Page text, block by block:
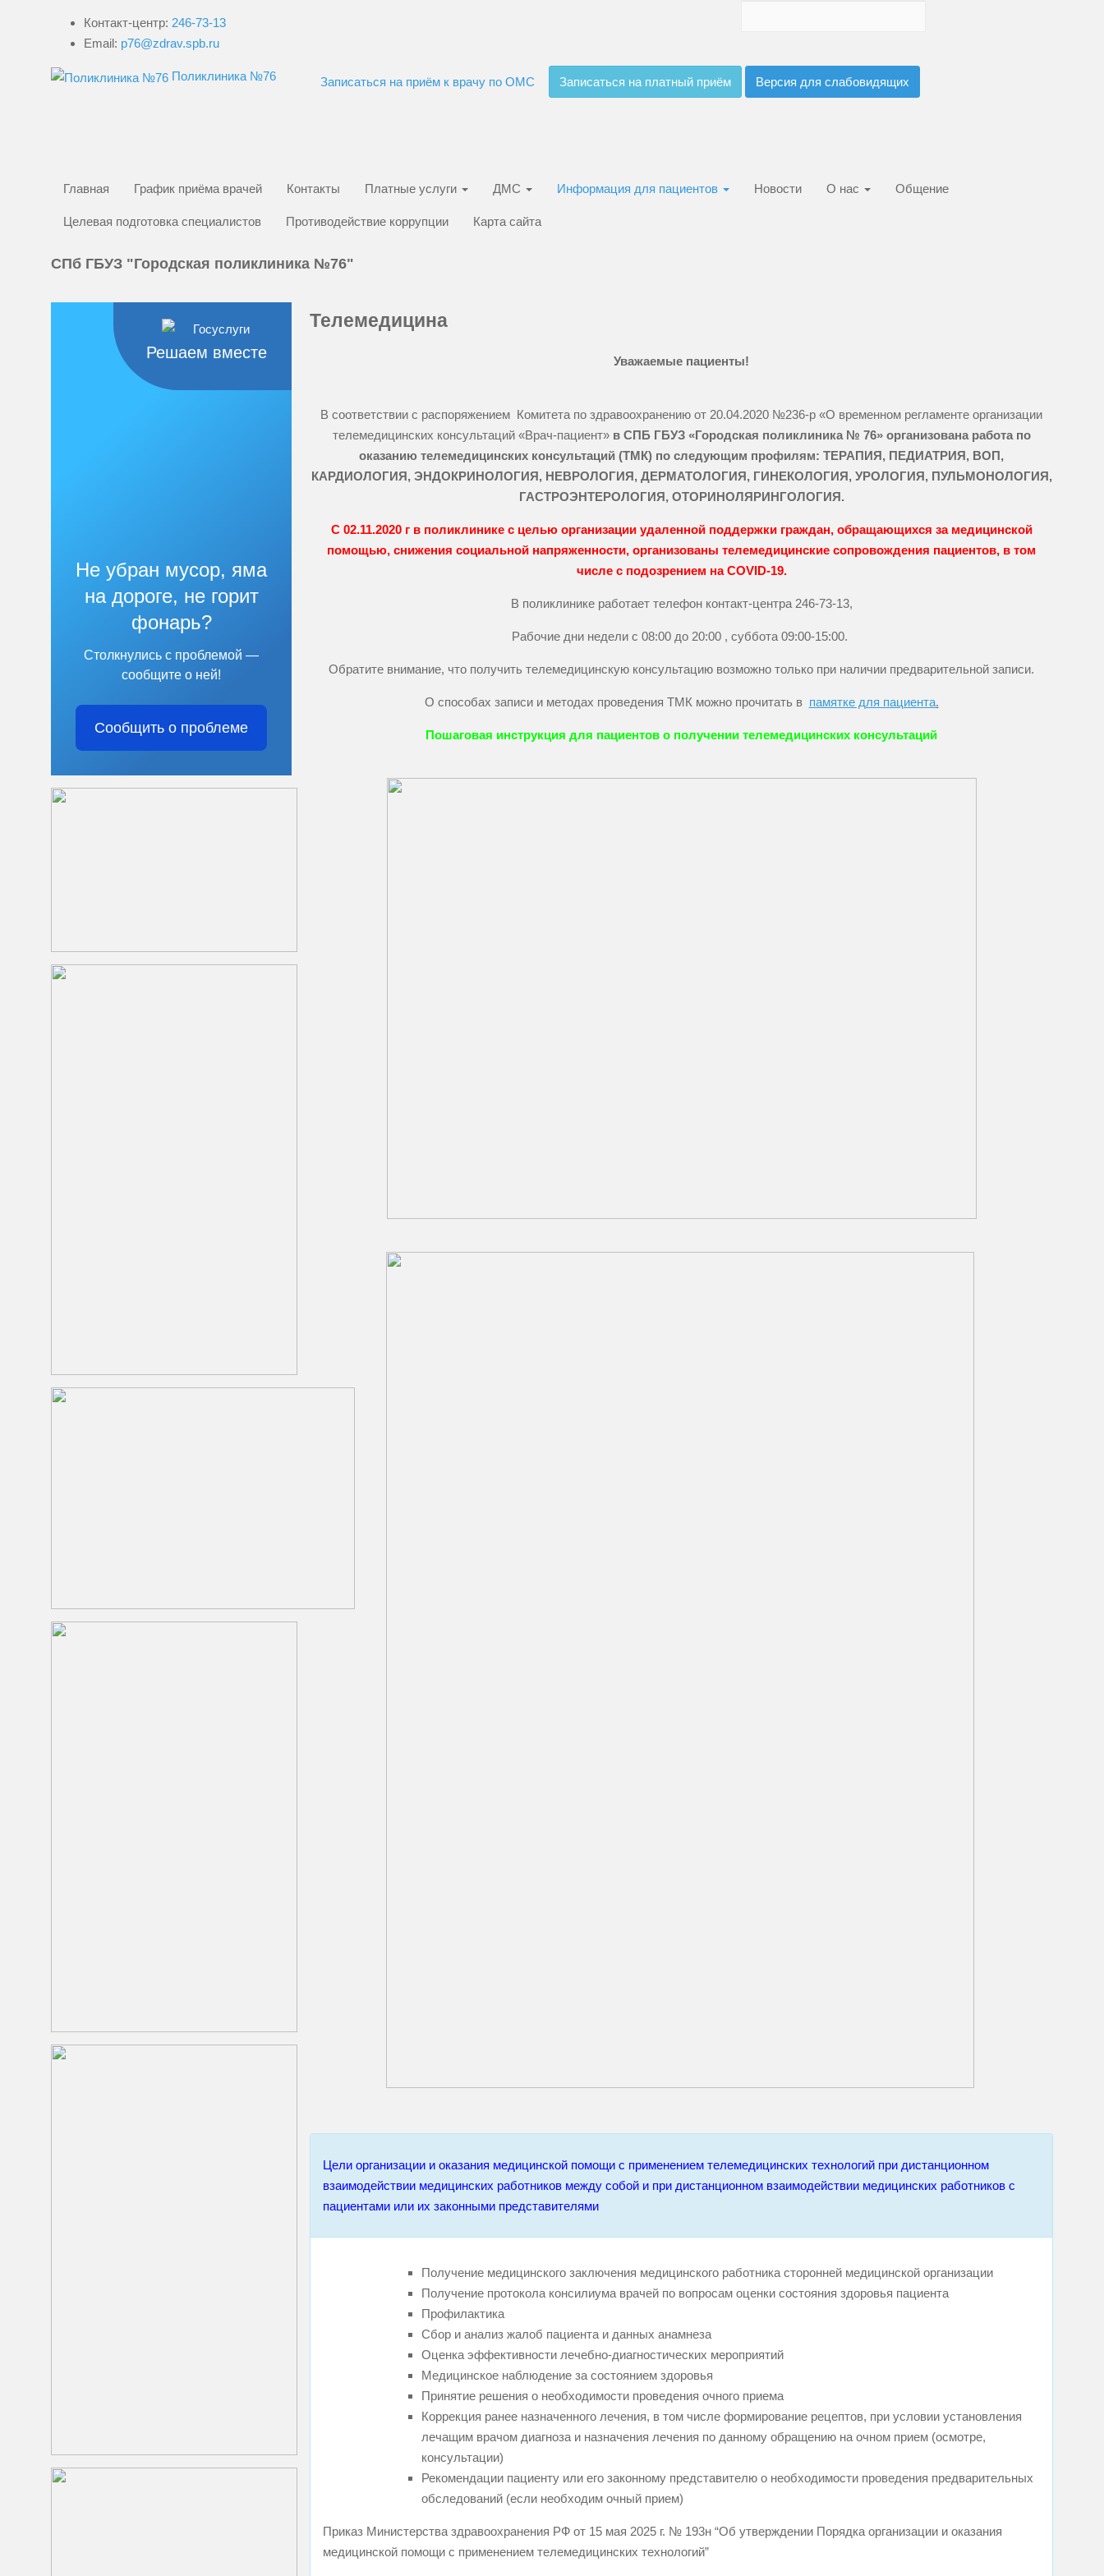
Контакт-центр: 246-73-13
Email: p76@zdrav.spb.ru
Поликлиника №76 Записаться на приём к врачу по ОМС Записаться на платный приём Версия для слабовидящих
Главная График приёма врачей Контакты Платные услуги ДМС Информация для пациентов Новости О нас Общение
Целевая подготовка специалистов Противодействие коррупции Карта сайта
СПб ГБУЗ "Городская поликлиника №76"
Телемедицина
Уважаемые пациенты!
В соответствии с распоряжением Комитета по здравоохранению от 20.04.2020 №236-р «О временном регламенте организации
телемедицинских консультаций «Врач-пациент» в СПБ ГБУЗ «Городская поликлиника № 76» организована работа по
оказанию телемедицинских консультаций (ТМК) по следующим профилям: ТЕРАПИЯ, ПЕДИАТРИЯ, ВОП,
КАРДИОЛОГИЯ, ЭНДОКРИНОЛОГИЯ, НЕВРОЛОГИЯ, ДЕРМАТОЛОГИЯ, ГИНЕКОЛОГИЯ, УРОЛОГИЯ, ПУЛЬМОНОЛОГИЯ,
ГАСТРОЭНТЕРОЛОГИЯ, ОТОРИНОЛЯРИНГОЛОГИЯ.
С 02.11.2020 г в поликлинике с целью организации удаленной поддержки граждан, обращающихся за медицинской
помощью, снижения социальной напряженности, организованы телемедицинские сопровождения пациентов, в том
числе с подозрением на COVID-19.
В поликлинике работает телефон контакт-центра 246-73-13,
Рабочие дни недели с 08:00 до 20:00 , суббота 09:00-15:00.
Обратите внимание, что получить телемедицинскую консультацию возможно только при наличии предварительной записи.
О способах записи и методах проведения ТМК можно прочитать в памятке для пациента.
Пошаговая инструкция для пациентов о получении телемедицинских консультаций
Цели организации и оказания медицинской помощи с применением телемедицинских технологий при дистанционном
взаимодействии медицинских работников между собой и при дистанционном взаимодействии медицинских работников с
пациентами или их законными представителями
Получение медицинского заключения медицинского работника сторонней медицинской организации
Получение протокола консилиума врачей по вопросам оценки состояния здоровья пациента
Профилактика
Сбор и анализ жалоб пациента и данных анамнеза
Оценка эффективности лечебно-диагностических мероприятий
Медицинское наблюдение за состоянием здоровья
Принятие решения о необходимости проведения очного приема
Коррекция ранее назначенного лечения, в том числе формирование рецептов, при условии установления
лечащим врачом диагноза и назначения лечения по данному обращению на очном прием (осмотре,
консультации)
Рекомендации пациенту или его законному представителю о необходимости проведения предварительных
обследований (если необходим очный прием)
Приказ Министерства здравоохранения РФ от 15 мая 2025 г. № 193н “Об утверждении Порядка организации и оказания
медицинской помощи с применением телемедицинских технологий”
Решаем вместе
Не убран мусор, яма
на дороге, не горит
фонарь?
Столкнулись с проблемой —
сообщите о ней!
Сообщить о проблеме